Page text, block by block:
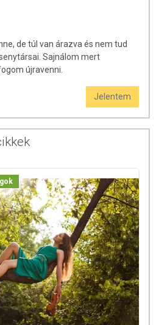
de túl van árazva és nem tud
Sajnálom mert
újravenni.
Jelentem